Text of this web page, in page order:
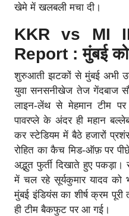
खेमे में खलबली मचा दी।
KKR vs MI
Report : मुंबई
शुरुआती झटकों से मुंबई अभी
युवा सनसनीखेज तेज गेंदबाज
लाइन-लेंथ से मेहमान टीम पर
पावरप्ले के अंदर ही महान
कर स्टेडियम में बैठे हजारों
रोहित का कैच मिड-ऑफ़ पर
अद्भुत फुर्ती दिखाते हुए पकड़ा।
में चल रहे सूर्यकुमार यादव को
मुंबई इंडियंस का शीर्ष क्रम
ही टीम बैकफुट पर आ गई।